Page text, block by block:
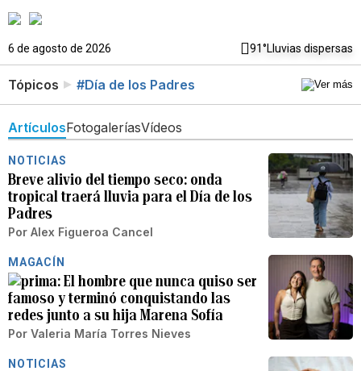
6 de agosto de 2026 91°Lluvias dispersas
Tópicos #Día de los Padres
ArtículosFotogaleríasVídeos
NOTICIAS
Breve alivio del tiempo seco: onda
tropical traerá lluvia para el Día de los
Padres
Por Alex Figueroa Cancel
MAGACÍN
El hombre que nunca quiso ser
famoso y terminó conquistando las
redes junto a su hija Marena Sofía
Por Valeria María Torres Nieves
NOTICIAS